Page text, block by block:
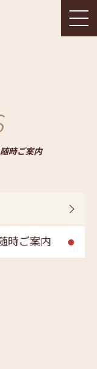
時ご案内
時ご案内